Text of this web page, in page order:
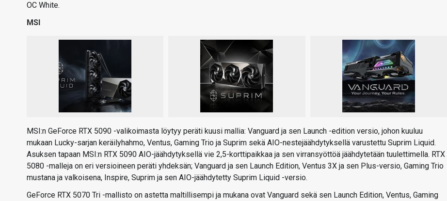
OC White.
MSI
MSI:n GeForce RTX 5090 -valikoimasta löytyy peräti kuusi mallia: Vanguard ja sen Launch -edition versio, johon kuuluu
mukaan Lucky-sarjan keräilyhahmo, Ventus, Gaming Trio ja Suprim sekä AIO-nestejäähdytyksellä varustettu Suprim Liquid.
Asuksen tapaan MSI:n RTX 5090 AIO-jäähdytyksellä vie 2,5-korttipaikkaa ja sen virransyöttöä jäähdytetään tuulettimella. RTX
5080 -malleja on eri versioineen peräti yhdeksän; Vanguard ja sen Launch Edition, Ventus 3X ja sen Plus-versio, Gaming Trio
mustana ja valkoisena, Inspire, Suprim ja sen AIO-jäähdytetty Suprim Liquid -versio.
GeForce RTX 5070 Tri -mallisto on astetta maltillisempi ja mukana ovat Vanguard sekä sen Launch Edition, Ventus, Gaming